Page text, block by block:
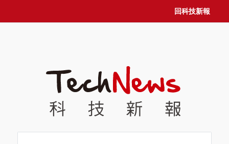
回科技新報